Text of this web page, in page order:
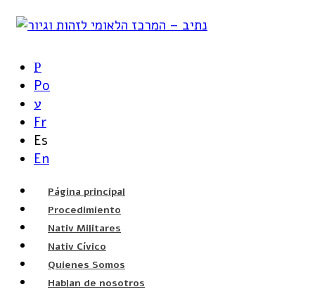
Р
Po
ע
Fr
Es
En
Página principal
Procedimiento
Nativ Militares
Nativ Cívico
Quienes Somos
Hablan de nosotros